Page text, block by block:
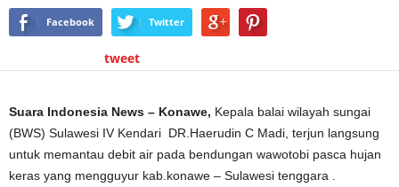
Facebook Twitter
tweet
Suara Indonesia News – Konawe, Kepala balai wilayah sungai
(BWS) Sulawesi IV Kendari DR.Haerudin C Madi, terjun langsung
untuk memantau debit air pada bendungan wawotobi pasca hujan
keras yang mengguyur kab.konawe – Sulawesi tenggara .